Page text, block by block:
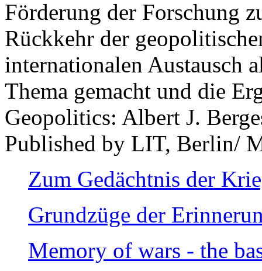
Förderung der Forschung
Rückkehr der
internationalen Austausch
Thema gemacht und die
Geopolitics: Albert J.
Published by LIT, Berlin/
Zum Gedächtnis der
Grundzüge der
Memory of wars - the